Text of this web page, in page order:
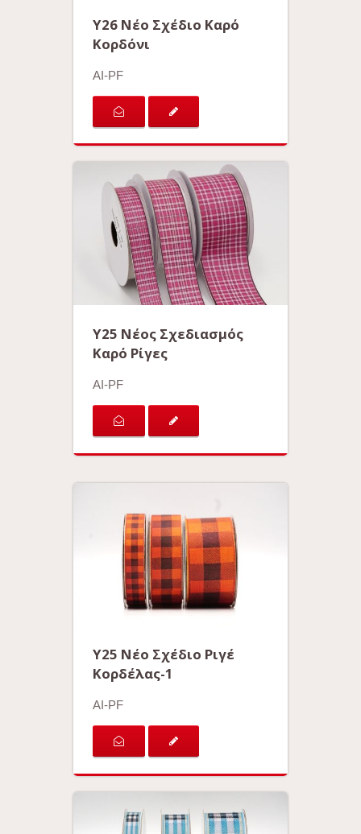
Y26 Νέο Σχέδιο Καρό
Κορδόνι
AI-PF
Y25 Νέος Σχεδιασμός
Καρό Ρίγες
AI-PF
Y25 Νέο Σχέδιο Ριγέ
Κορδέλας-1
AI-PF